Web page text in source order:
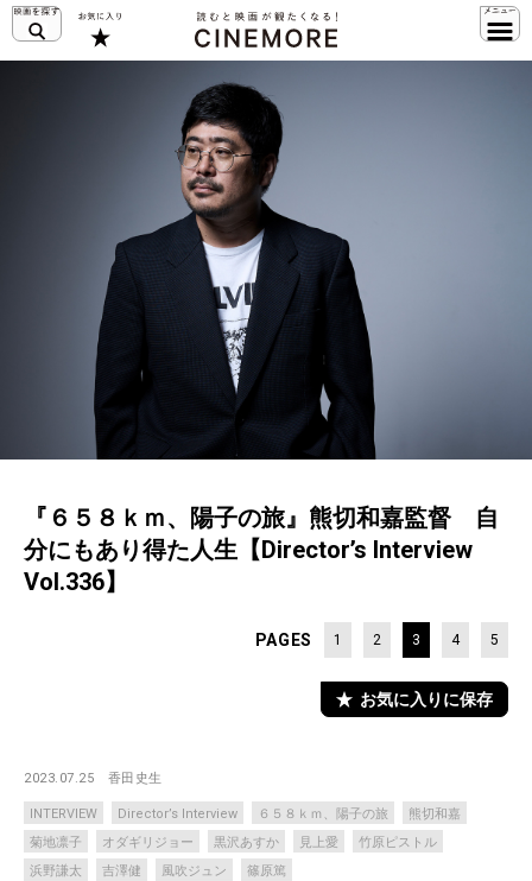
『６５８ｋｍ、陽子の旅』熊切和嘉監督 自
分にもあり得た人生【Director’s Interview
Vol.336】
PAGES 1 2 3 4 5
お気に入りに保存
2023.07.25 香田史生
INTERVIEW Director’s Interview ６５８ｋｍ、陽子の旅
熊切和嘉
菊地凛子
オダギリジョー 黒沢あすか 見上愛
竹原ピストル
浜野謙太
吉澤健 風吹ジュン 篠原篤